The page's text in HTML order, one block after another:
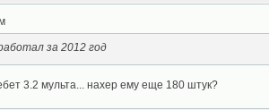
за 2012 год
3.2 мульта... нахер ему еще 180 штук?